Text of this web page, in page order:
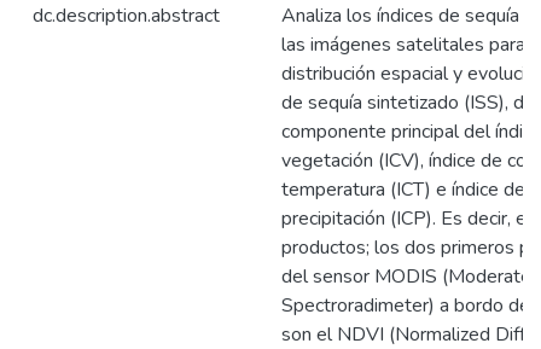
dc.description.abstract
Analiza los índices de sequía
las imágenes satelitales para
distribución espacial y
de sequía sintetizado (ISS),
componente principal del
vegetación (ICV), índice de
temperatura (ICT) e índice de
precipitación (ICP). Es decir,
productos; los dos primeros
del sensor MODIS (Moderate
Spectroradimeter) a bordo
son el NDVI (Normalized